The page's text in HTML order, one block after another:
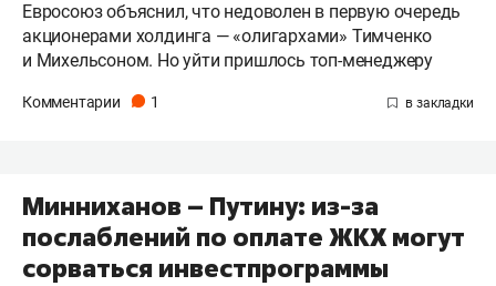
Евросоюз объяснил, что недоволен в первую очередь
акционерами холдинга — «олигархами» Тимченко
и Михельсоном. Но уйти пришлось топ-менеджеру
Комментарии 1
Минниханов – Путину: из-за
послаблений по оплате ЖКХ могут
сорваться инвестпрограммы